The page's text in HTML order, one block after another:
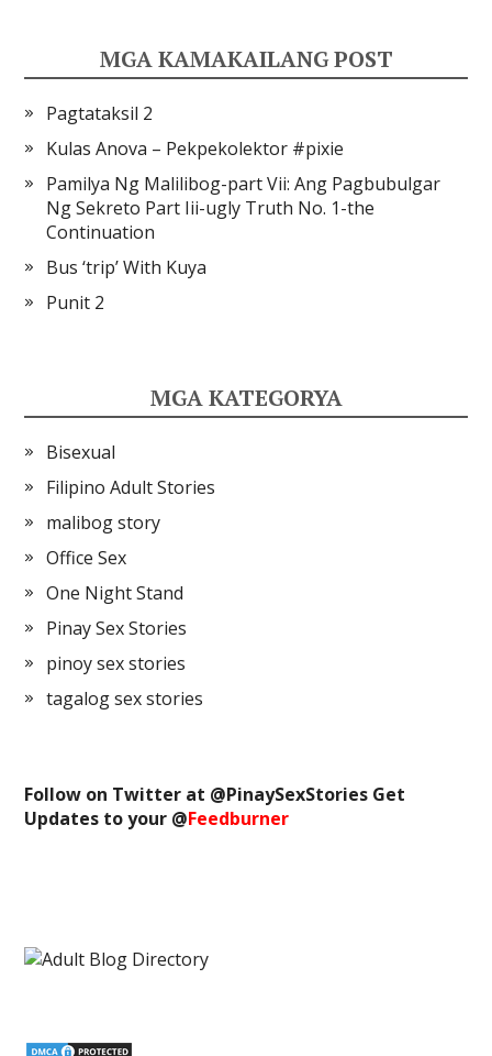
MGA KAMAKAILANG POST
Pagtataksil 2
Kulas Anova – Pekpekolektor #pixie
Pamilya Ng Malilibog-part Vii: Ang Pagbubulgar
Ng Sekreto Part Iii-ugly Truth No. 1-the
Continuation
Bus ‘trip’ With Kuya
Punit 2
MGA KATEGORYA
Bisexual
Filipino Adult Stories
malibog story
Office Sex
One Night Stand
Pinay Sex Stories
pinoy sex stories
tagalog sex stories
Follow on Twitter at @PinaySexStories Get
Updates to your @Feedburner